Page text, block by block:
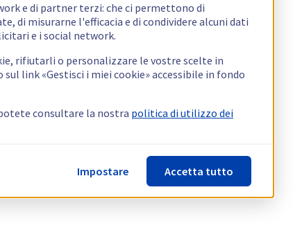
e di partner terzi: che ci permettono di
di misurarne l'efficacia e di condividere alcuni dati
e i social network.
rifiutarli o personalizzare le vostre scelte in
link «Gestisci i miei cookie» accessibile in fondo
consultare la nostra politica di utilizzo dei
Impostare Accetta tutto